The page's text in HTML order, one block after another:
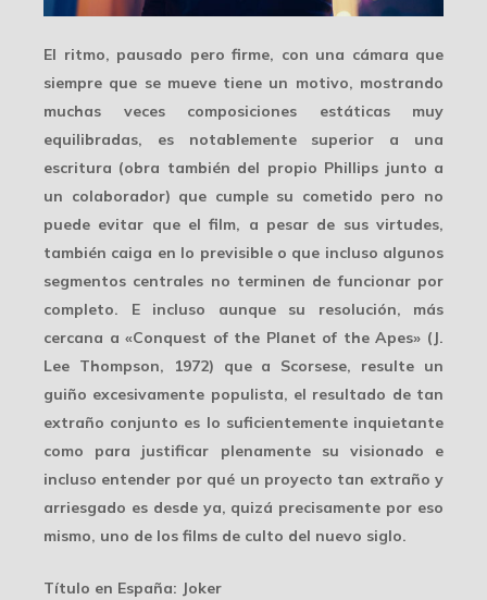
El ritmo, pausado pero firme, con una cámara que
siempre que se mueve tiene un motivo, mostrando
muchas veces composiciones estáticasmuy
equilibradas, es notablemente superior a una
escritura (obra también del propio Phillips junto a
un colaborador) que cumple su cometido pero no
puede evitar que el film, a pesar de sus virtudes,
también caiga en lo previsible o que incluso algunos
segmentos centrales no terminen de funcionar por
completo. E incluso aunque su resolución, más
cercana a «Conquest of the Planet of the Apes» (J.
Lee Thompson, 1972) que a Scorsese, resulte un
guiño excesivamente populista, el resultado de tan
extraño conjunto es lo suficientemente inquietante
como para justificar plenamente su visionado e
incluso entender por qué un proyecto tan extraño y
arriesgado es desde ya, quizá precisamente por eso
mismo, uno de los films de culto del nuevo siglo.
Título en España: Joker